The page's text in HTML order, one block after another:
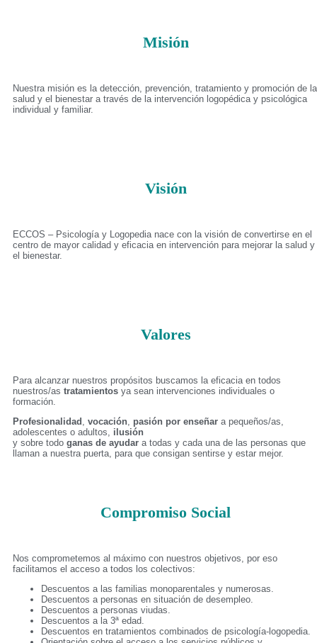
Misión
Nuestra misión es la detección, prevención, tratamiento y promoción de la
salud y el bienestar a través de la intervención logopédica y psicológica
individual y familiar.
Visión
ECCOS – Psicología y Logopedia nace con la visión de convertirse en el
centro de mayor calidad y eficacia en intervención para mejorar la salud y
el bienestar.
Valores
Para alcanzar nuestros propósitos buscamos la eficacia en todos
nuestros/as tratamientos ya sean intervenciones individuales o
formación.
Profesionalidad , vocación, pasión por enseñar a pequeños/as,
adolescentes o adultos, ilusión
y sobre todo ganas de ayudar a todas y cada una de las personas que
llaman a nuestra puerta, para que consigan sentirse y estar mejor.
Compromiso Social
Nos comprometemos al máximo con nuestros objetivos, por eso
facilitamos el acceso a todos los colectivos:
Descuentos a las familias monoparentales y numerosas.
Descuentos a personas en situación de desempleo.
Descuentos a personas viudas.
Descuentos a la 3ª edad.
Descuentos en tratamientos combinados de psicología-logopedia.